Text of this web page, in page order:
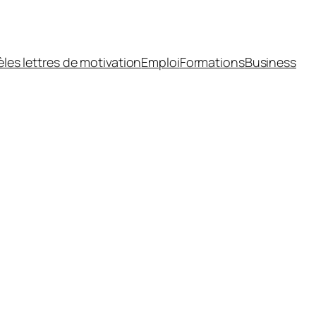
lettres de motivationEmploiFormationsBusiness